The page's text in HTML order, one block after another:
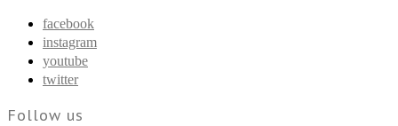
facebook
instagram
youtube
twitter
Follow us